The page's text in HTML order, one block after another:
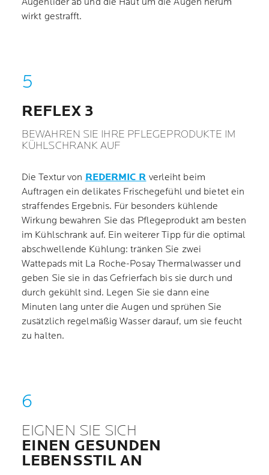
wirkt gestrafft.
REFLEX 3
BEWAHREN SIE IHRE PFLEGEPRODUKTE IM
KÜHLSCHRANK AUF
Die Textur von REDERMIC R verleiht beim
Auftragen ein delikates Frischegefühl und bietet ein
straffendes Ergebnis. Für besonders kühlende
Wirkung bewahren Sie das Pflegeprodukt am besten
im Kühlschrank auf. Ein weiterer Tipp für die optimal
abschwellende Kühlung: tränken Sie zwei
Wattepads mit La Roche-Posay Thermalwasser und
geben Sie sie in das Gefrierfach bis sie durch und
durch gekühlt sind. Legen Sie sie dann eine
Minuten lang unter die Augen und sprühen Sie
zusätzlich regelmäßig Wasser darauf, um sie feucht
zu halten.
EIGNEN SIE SICH
EINEN GESUNDEN
LEBENSSTIL AN